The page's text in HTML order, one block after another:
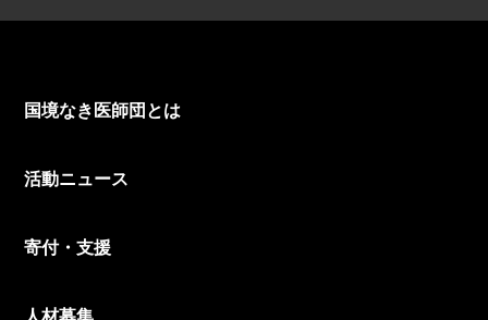
国境なき医師団とは
活動ニュース
寄付・支援